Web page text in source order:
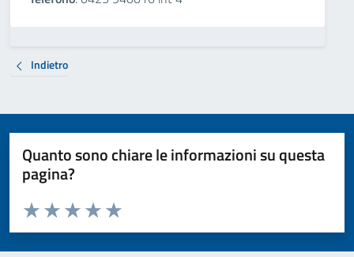
Indietro
Quanto sono chiare le informazioni su questa
pagina?
Valuta da 1 a 5 stelle la pagina
Valuta 5 stelle su 5
Valuta 4 stelle su 5
Valuta 3 stelle su 5
Valuta 2 stelle su 5
Valuta 1 stelle su 5